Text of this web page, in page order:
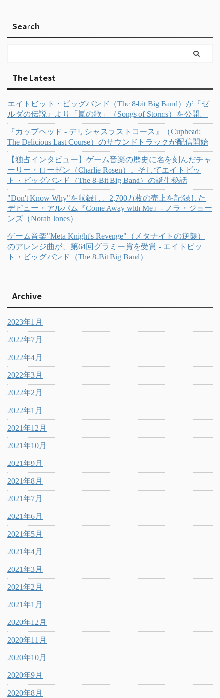
Search
The Latest
エイトビット・ビッグバンド（The 8-bit Big Band）が『ゼ
ルダの伝説』より「嵐の歌」（Songs of Storms）を公開。
『カップヘッド - デリシャスラストコース』（Cuphead:
The Delicious Last Course）のサウンドトラックが配信開始
【独占インタビュー】ゲーム音楽の歴史に名を刻んだチャ
ーリー・ローゼン（Charlie Rosen）。そしてエイトビッ
ト・ビッグバンド（The 8-Bit Big Band）の誕生秘話
"Don't Know Why"を収録し、2,700万枚の売上を記録した
デビュー・アルバム『Come Away with Me』- ノラ・ジョー
ンズ（Norah Jones）
ゲーム音楽"Meta Knight's Revenge"（メタナイトの逆襲）
のアレンジ曲が、第64回グラミー賞を受賞 - エイトビッ
ト・ビッグバンド（The 8-Bit Big Band）
Archive
2023年1月
2022年7月
2022年4月
2022年3月
2022年2月
2022年1月
2021年12月
2021年10月
2021年9月
2021年8月
2021年7月
2021年6月
2021年5月
2021年4月
2021年3月
2021年2月
2021年1月
2020年12月
2020年11月
2020年10月
2020年9月
2020年8月